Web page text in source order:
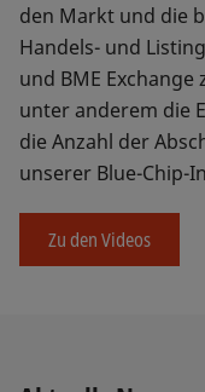
den Markt und die
Handels- und
und BME
unter anderem die
die Anzahl der
unserer Blue-Chip-
Zu den Videos